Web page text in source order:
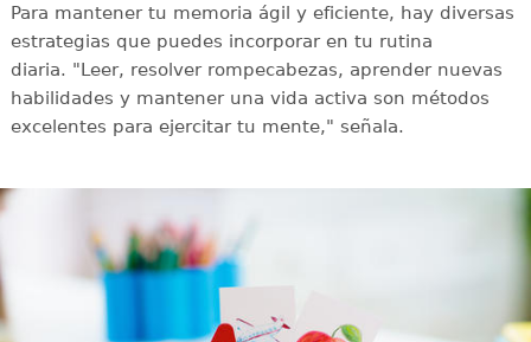
Para mantener tu memoria ágil y eficiente, hay diversas
estrategias que puedes incorporar en tu rutina
diaria. "Leer, resolver rompecabezas, aprender nuevas
habilidades y mantener una vida activa son métodos
excelentes para ejercitar tu mente," señala.